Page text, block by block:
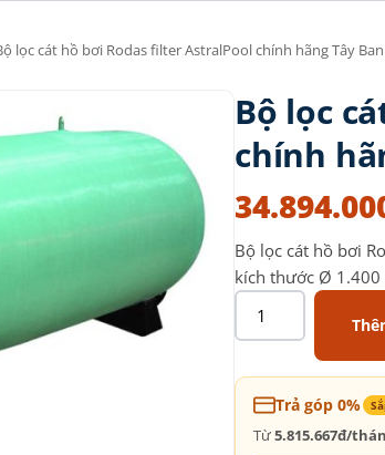
lọc cát hồ bơi Rodas filter AstralPool chính hãng Tây
Bộ lọc
chính
Bộ lọc cát hồ bơi
kích thước Ø 1.400
Trả góp 0%
Từ5.815.667đ/